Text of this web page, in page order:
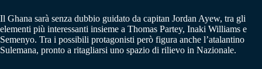
Il Ghana sarà senza dubbio guidato da capitan Jordan Ayew, tra gli
elementi più interessanti insieme a Thomas Partey, Inaki Williams e
Semenyo. Tra i possibili protagonisti però figura anche l’atalantino
Sulemana, pronto a ritagliarsi uno spazio di rilievo in Nazionale.